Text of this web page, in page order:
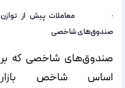
· معاملات پیش از توازن
صندوق‌های شاخصی
صندوق‌های شاخصی که بر
اساس شاخص بازار